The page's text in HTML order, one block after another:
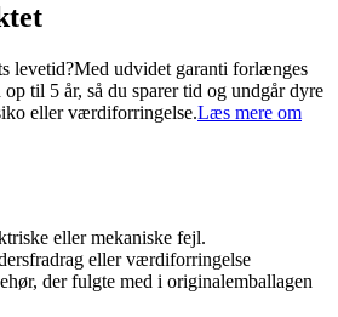
levetid?Med udvidet garanti forlænges
til 5 år, så du sparer tid og undgår dyre
eller værdiforringelse.Læs mere om
eller mekaniske fejl.
eller værdiforringelse
der fulgte med i originalemballagen